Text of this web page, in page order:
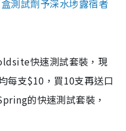
測試劑予深水埗露宿者
快速測試套裝，現
每支$10，買10支再送口
的快速測試套裝，